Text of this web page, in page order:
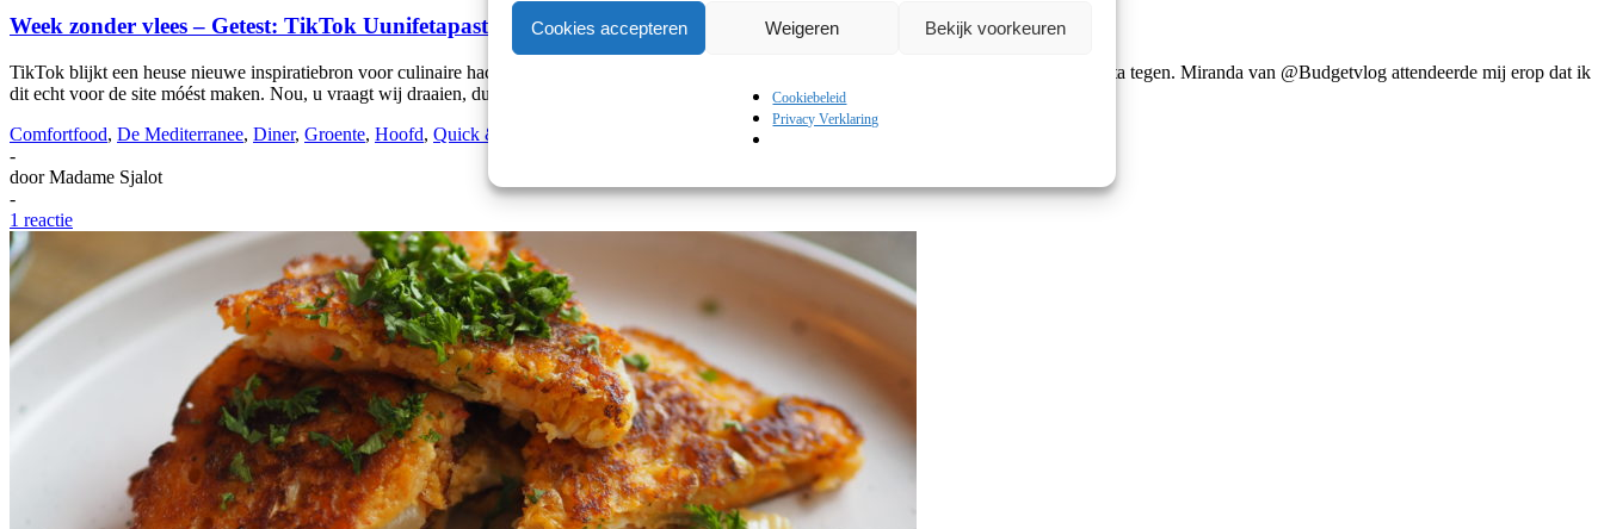
Cookies accepteren Weigeren Bekijk voorkeuren
Cookiebeleid
Privacy Verklaring
Week zonder vlees – Getest: TikTok Uunifetapasta (feta pasta)
TikTok blijkt een heuse nieuwe inspiratiebron voor culinaire hacks. Zo kom ik de afgelopen weken werkelijk óveral deze pasta met tomaatjes en feta tegen. Miranda van @Budgetvlog attendeerde mij erop dat ik
dit echt voor de site móést maken. Nou, u vraagt wij draaien, dus
Comfortfood, De Mediterranee, Diner, Groente, Hoofd, Quick & Easy
-
doorMadame Sjalot
-
1 reactie